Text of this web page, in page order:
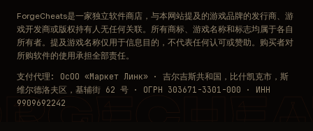
ForgeCheats是一家独立软件商店，与本网站提及的游戏品牌的发行商、游
戏开发商或版权持有人无任何关联。所有商标、游戏名称和标志均属于各自
所有者。提及游戏名称仅用于信息目的，不代表任何认可或赞助。购买者对
所购软件的使用承担全部责任。
支付代理: ОсОО «Маркет Линк» · 吉尔吉斯共和国，比什凯克市，斯
维尔德洛夫区，基辅街 62 号 · ОГРН 303671-3301-000 · ИНН
9909692242